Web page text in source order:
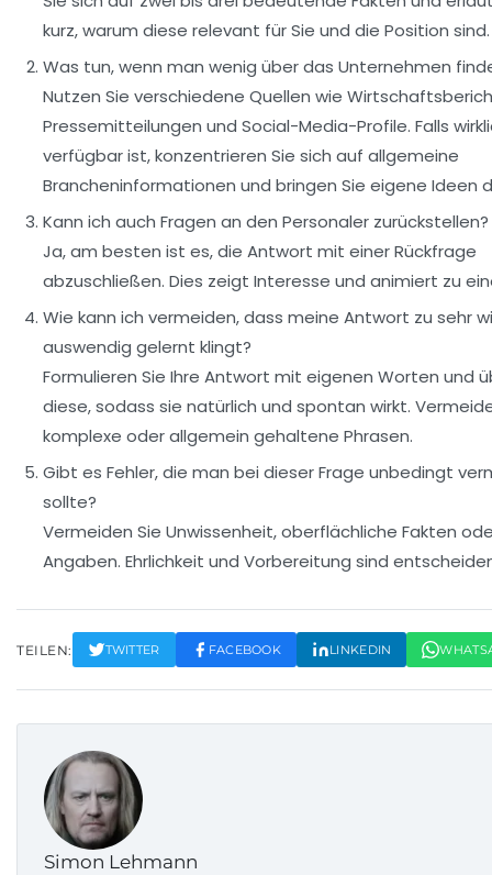
kurz, warum diese relevant für Sie und die Position sind.
Was tun, wenn man wenig über das Unternehmen
Nutzen Sie verschiedene Quellen wie
Pressemitteilungen und Social-Media-Profile. Falls
verfügbar ist, konzentrieren Sie sich auf allgemeine
Brancheninformationen und bringen Sie eigene Ideen
Kann ich auch Fragen an den Personaler zurückstellen?
Ja, am besten ist es, die Antwort mit einer Rückfrage
abzuschließen. Dies zeigt Interesse und animiert zu
Wie kann ich vermeiden, dass meine Antwort zu sehr
auswendig gelernt klingt?
Formulieren Sie Ihre Antwort mit eigenen Worten und
diese, sodass sie natürlich und spontan wirkt.
komplexe oder allgemein gehaltene Phrasen.
Gibt es Fehler, die man bei dieser Frage unbedingt
sollte?
Vermeiden Sie Unwissenheit, oberflächliche Fakten
Angaben. Ehrlichkeit und Vorbereitung sind
TEILEN: TWITTER FACEBOOK LINKEDIN
Simon Lehmann